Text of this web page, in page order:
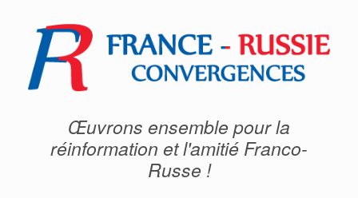
Œuvrons ensemble pour la
réinformation et l'amitié Franco-
Russe !